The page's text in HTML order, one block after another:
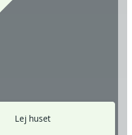
Lej huset